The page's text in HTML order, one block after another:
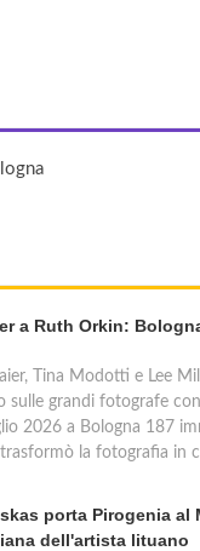
a Ruth Orkin:
Tina Modotti e Lee
sulle grandi fotografe
2026 a Bologna 187
la fotografia in
porta Pirogenia al
dell'artista lituano